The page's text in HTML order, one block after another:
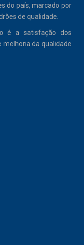
do país, marcado por
de qualidade.
é a satisfação dos
melhoria da qualidade